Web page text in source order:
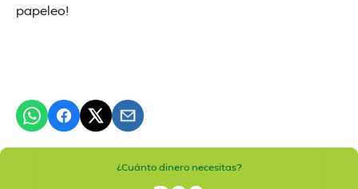
papeleo!
¿Cuánto dinero necesitas?